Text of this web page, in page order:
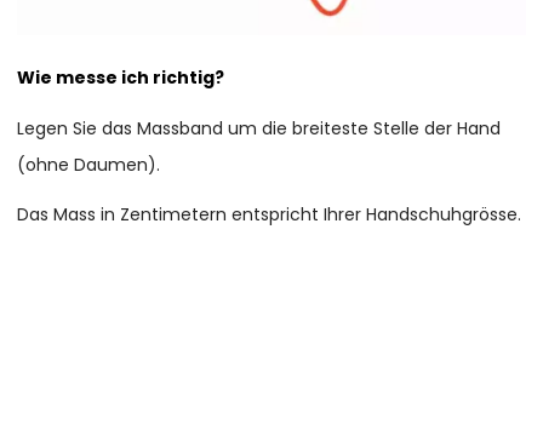
Wie messe ich richtig?
Legen Sie das Massband um die breiteste Stelle der Hand
(ohne Daumen).
Das Mass in Zentimetern entspricht Ihrer Handschuhgrösse.